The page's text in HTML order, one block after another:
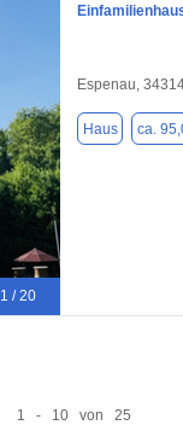
1 / 20
Espenau,
Haus ca.
1 - 10 von 25